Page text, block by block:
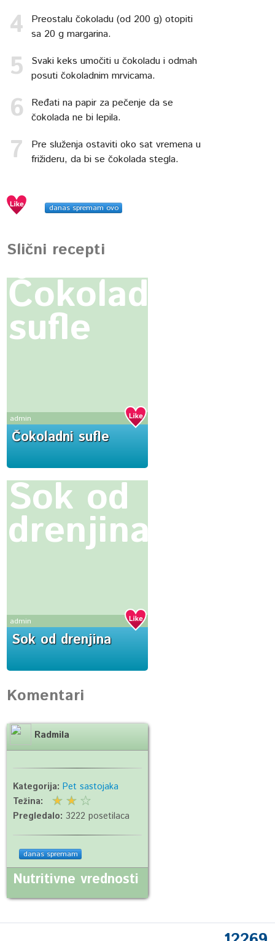
Preostalu čokoladu (od 200 g) otopiti
sa 20 g margarina.
Svaki keks umočiti u čokoladu i odmah
posuti čokoladnim mrvicama.
Ređati na papir za pečenje da se
čokolada ne bi lepila.
Pre služenja ostaviti oko sat vremena u
frižideru, da bi se čokolada stegla.
danas spremam ovo
Slični recepti
Čokoladni
sufle
admin
Čokoladni sufle
Sok od
drenjina
admin
Sok od drenjina
Komentari
Radmila
Kategorija:Pet sastojaka
Težina:
Pregledalo: 3222 posetilaca
danas spremam
Nutritivne vrednosti